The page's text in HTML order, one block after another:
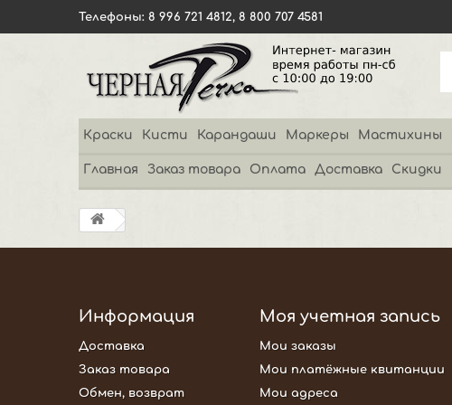
Телефоны: 8 996 721 4812, 8 800 707 4581
Краски Кисти Карандаши Маркеры Мастихины
Главная Заказ товара Оплата Доставка Скидки
Информация
Доставка
Заказ товара
Обмен, возврат
Моя учетная запись
Мои заказы
Мои платёжные квитанции
Мои адреса